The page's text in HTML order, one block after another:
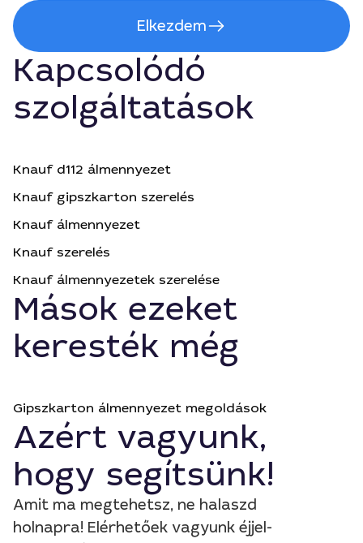
Elkezdem
Kapcsolódó
szolgáltatások
Knauf d112 álmennyezet
Knauf gipszkarton szerelés
Knauf álmennyezet
Knauf szerelés
Knauf álmennyezetek szerelése
Mások ezeket
keresték még
Gipszkarton álmennyezet megoldások
Azért vagyunk,
hogy segítsünk!
Amit ma megtehetsz, ne halaszd
holnapra! Elérhetőek vagyunk éjjel-